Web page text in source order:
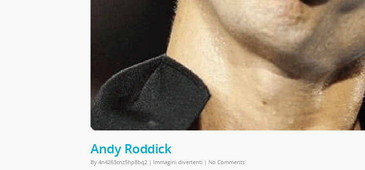
Andy Roddick
By 4n4263cnz5hp8bq2 | Immagini divertenti | No Comments